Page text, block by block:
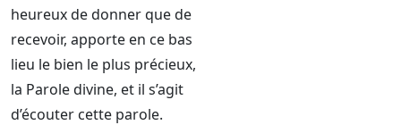
heureux de donner que de
recevoir, apporte en ce bas
lieu le bien le plus précieux,
la Parole divine, et il s’agit
d’écouter cette parole.